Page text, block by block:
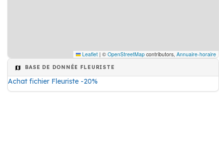
Leaflet | © OpenStreetMap contributors, Annuaire-horaire
BASE DE DONNÉE FLEURISTE
Achat fichier Fleuriste -20%